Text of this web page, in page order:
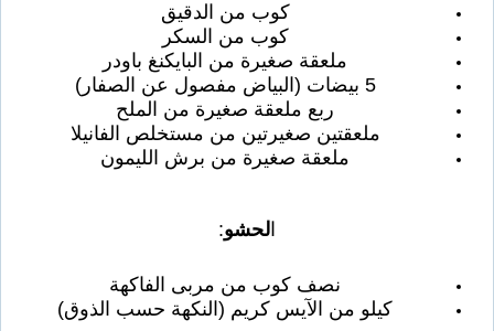
كوب من الدقيق
كوب من السكر
ملعقة صغيرة من البايكنغ باودر
5 بيضات (البياض مفصول عن الصفار)
ربع ملعقة صغيرة من الملح
ملعقتين صغيرتين من مستخلص الفانيلا
ملعقة صغيرة من برش الليمون
لحشو:
نصف كوب من مربى الفاكهة
كيلو من الآيس كريم (النكهة حسب الذوق)